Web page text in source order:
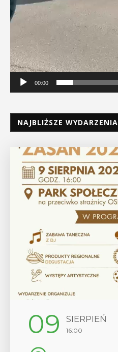
00:00
NAJBLIŻSZE WYDARZENIA
09 SIERPIEŃ
16:00